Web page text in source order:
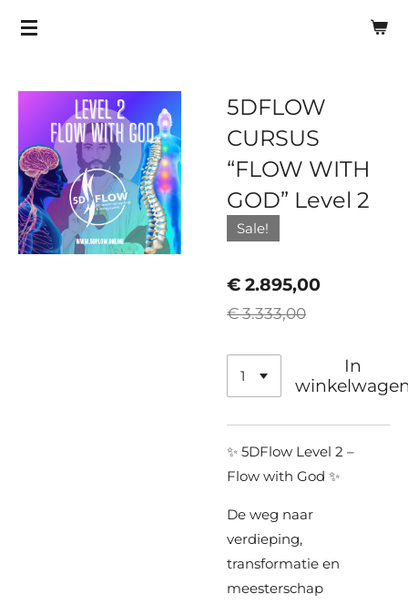
Ga
de
hoofdinhoud
5DFLOW
CURSUS
“FLOW WITH
GOD” Level 2
Sale!
€ 2.895,00
€ 3.333,00
In
✨ 5DFlow Level 2 –
Flow with God ✨
De weg naar
verdieping,
transformatie en
meesterschap